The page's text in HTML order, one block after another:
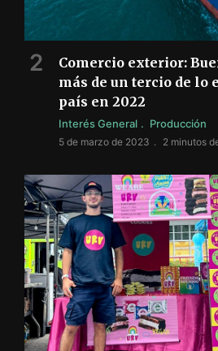
Comercio exterior:
más de un tercio de lo
país en 2022
Interés General Producción
5 de marzo de 2023 2 minutos